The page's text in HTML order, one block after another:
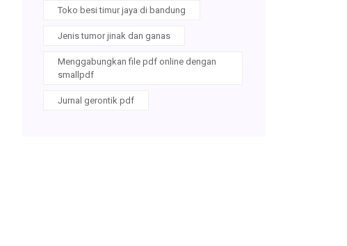
Toko besi timur jaya di bandung
Jenis tumor jinak dan ganas
Menggabungkan file pdf online dengan
smallpdf
Jurnal gerontik pdf